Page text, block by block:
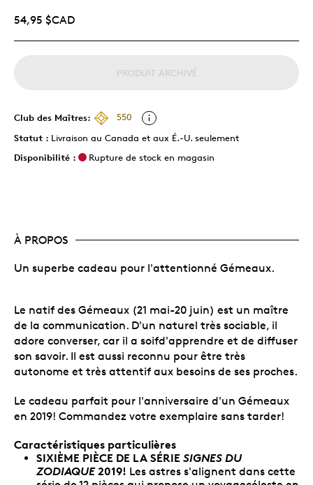
54,95 $CAD
PRODUIT ARCHIVÉ
Club des Maîtres:
550
Statut : Livraison au Canada et aux É.-U. seulement
Disponibilité :
Rupture de stock en magasin
À PROPOS
Un superbe cadeau pour l'attentionné Gémeaux.
Le natif des Gémeaux (21 mai-20 juin) est un maître
de la communication. D'un naturel très sociable, il
adore converser, car il a soifd'apprendre et de diffuser
son savoir. Il est aussi reconnu pour être très
autonome et très attentif aux besoins de ses proches.
Le cadeau parfait pour l'anniversaire d'un Gémeaux
en 2019! Commandez votre exemplaire sans tarder!
Caractéristiques particulières
SIXIÈME PIÈCE DE LA SÉRIE SIGNES DU
ZODIAQUE2019! Les astres s'alignent dans cette